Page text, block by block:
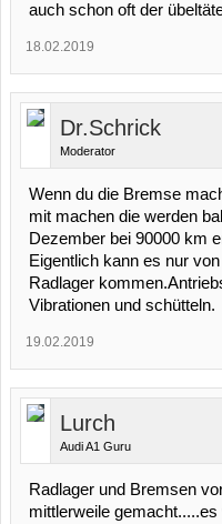
auch schon oft der
18.02.2019
Dr.Schrick
Moderator
Wenn du die Bremse
mit machen die werden
Dezember bei 90000 km
Eigentlich kann es nur
Radlager
Vibrationen und schütteln.
19.02.2019
Lurch
Audi A1 Guru
Radlager und Bremsen
mittlerweile